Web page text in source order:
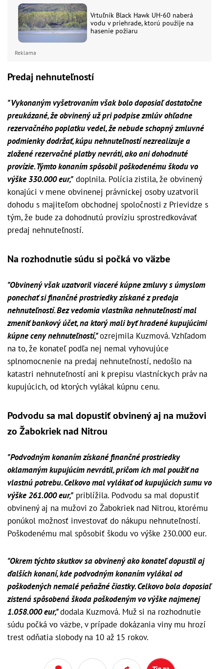
Vrtuľník Black Hawk UH-60 naberá
vodu v priehrade, ktorú použije na
hasenie požiaru
Reklama
Predaj nehnuteľností
"Vykonaným vyšetrovaním však bolo doposiaľ dostatočne
preukázané, že obvinený už pri podpise zmlúv ohľadne
rezervačného poplatku vedel, že nebude schopný zmluvné
podmienky dodržať, kúpu nehnuteľností nezrealizuje a
zložené rezervačné platby nevráti, ako ani dohodnuté
provízie. Týmto konaním spôsobil poškodenému škodu vo
výške 330.000 eur," doplnila. Polícia zistila, že obvinený
konajúci v mene obvinenej právnickej osoby uzatvoril
dohodu s majiteľom obchodnej spoločnosti z Prievidze s
tým, že bude za dohodnutú províziu sprostredkovávať
predaj nehnuteľností.
Na rozhodnutie súdu si počká vo väzbe
"Obvinený však uzatvoril viaceré kúpne zmluvy s úmyslom
ponechať si finančné prostriedky získané z predaja
nehnuteľností. Bez vedomia vlastníka nehnuteľností mal
zmeniť bankový účet, na ktorý mali byť hradené kupujúcimi
kúpne ceny nehnuteľností,"ozrejmila Kuzmová. Vzhľadom
na to, že konateľ podľa nej nemal vyhovujúce
splnomocnenie na predaj nehnuteľností, nedošlo na
katastri nehnuteľností ani k prepisu vlastníckych práv na
kupujúcich, od ktorých vylákal kúpnu cenu.
Podvodu sa mal dopustiť obvinený aj na mužovi
zo Žabokriek nad Nitrou
"Podvodným konaním získané finančné prostriedky
oklamaným kupujúcim nevrátil, pričom ich mal použiť na
vlastnú potrebu. Celkovo mal vylákať od kupujúcich sumu vo
výške 261.000 eur," priblížila. Podvodu sa mal dopustiť
obvinený aj na mužovi zo Žabokriek nad Nitrou, ktorému
ponúkol možnosť investovať do nákupu nehnuteľností.
Poškodenému mal spôsobiť škodu vo výške 230.000 eur.
"Okrem týchto skutkov sa obvinený ako konateľ dopustil aj
ďalších konaní, kde podvodným konaním vylákal od
poškodených nemalé peňažné čiastky. Celkovo bola doposiaľ
zistená spôsobená škoda poškodeným vo výške najmenej
1.058.000 eur,"dodala Kuzmová. Muž si na rozhodnutie
súdu počká vo väzbe, v prípade dokázania viny mu hrozí
trest odňatia slobody na 10 až 15 rokov.